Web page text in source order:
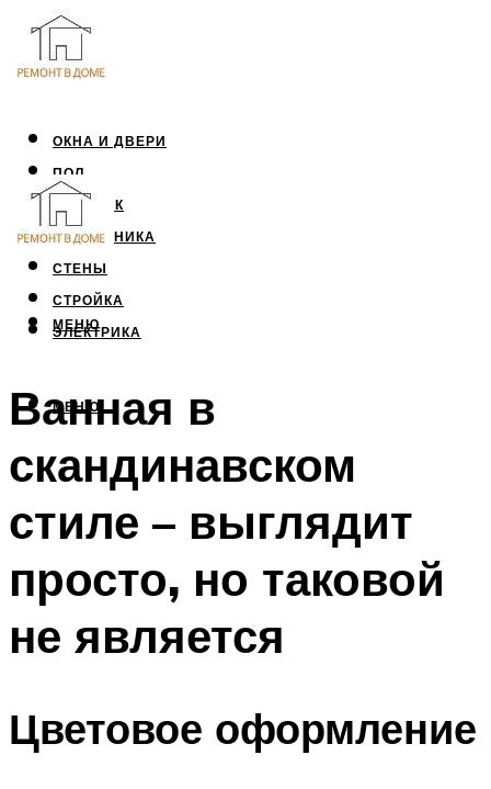
ОКНА И ДВЕРИ
ПОЛ
ПОТОЛОК
САНТЕХНИКА
СТЕНЫ
СТРОЙКА
ЭЛЕКТРИКА
МЕНЮ
МЕНЮ
Ванная в
скандинавском
стиле – выглядит
просто, но таковой
не является
Цветовое оформление